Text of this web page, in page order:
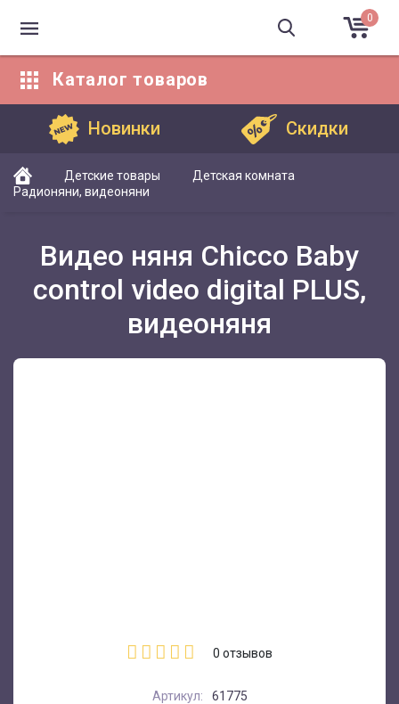
0
Каталог товаров
Новинки Скидки
Детские товары
Детская комната
Радионяни, видеоняни
Видео няня Chicco Baby
control video digital PLUS,
видеоняня
0 отзывов
Артикул: 61775